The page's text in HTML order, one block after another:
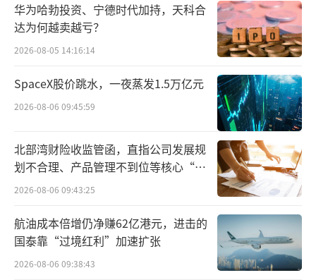
华为哈勃投资、宁德时代加持，天科合
达为何越卖越亏？
2026-08-05 14:16:14
SpaceX股价跳水，一夜蒸发1.5万亿元
2026-08-06 09:45:59
北部湾财险收监管函，直指公司发展规
划不合理、产品管理不到位等核心“痛
点”
2026-08-06 09:43:25
航油成本倍增仍净赚62亿港元，进击的
国泰靠“过境红利”加速扩张
2026-08-06 09:38:43